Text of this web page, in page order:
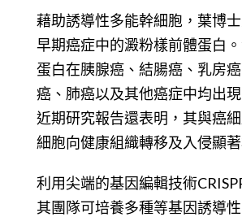
藉助誘導性多能幹細胞，葉博
早期癌症中的澱粉樣前體蛋白
蛋白在胰腺癌、結腸癌、乳房
癌、肺癌以及其他癌症中均出現
近期研究報告還表明，其與癌
細胞向健康組織轉移及入侵顯著
利用尖端的基因編輯技術
其團隊可培養多種等基因誘導